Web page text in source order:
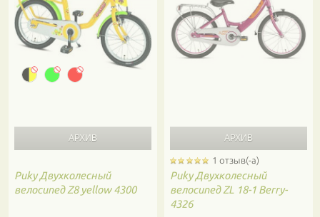
Puky Двухколесный
велосипед Z8 yellow 4300
1 отзыв(-а)
Puky Двухколесный
велосипед ZL 18-1 Berry-
4326